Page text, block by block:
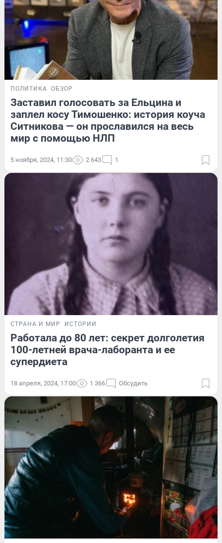
ПОЛИТИКА ОБЗОР
Заставил голосовать за Ельцина и
заплел косу Тимошенко: история коуча
Ситникова — он прославился на весь
мир с помощью НЛП
5 ноября, 2024, 11:30 2 643 1
СТРАНА И МИР ИСТОРИИ
Работала до 80 лет: секрет долголетия
100-летней врача-лаборанта и ее
супердиета
18 апреля, 2024, 17:00 1 366 Обсудить